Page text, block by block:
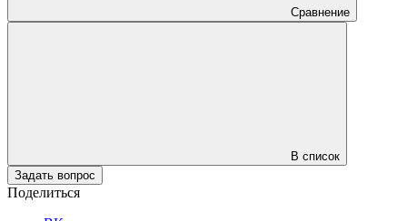
Сравнение
В список
Задать вопрос
Поделиться